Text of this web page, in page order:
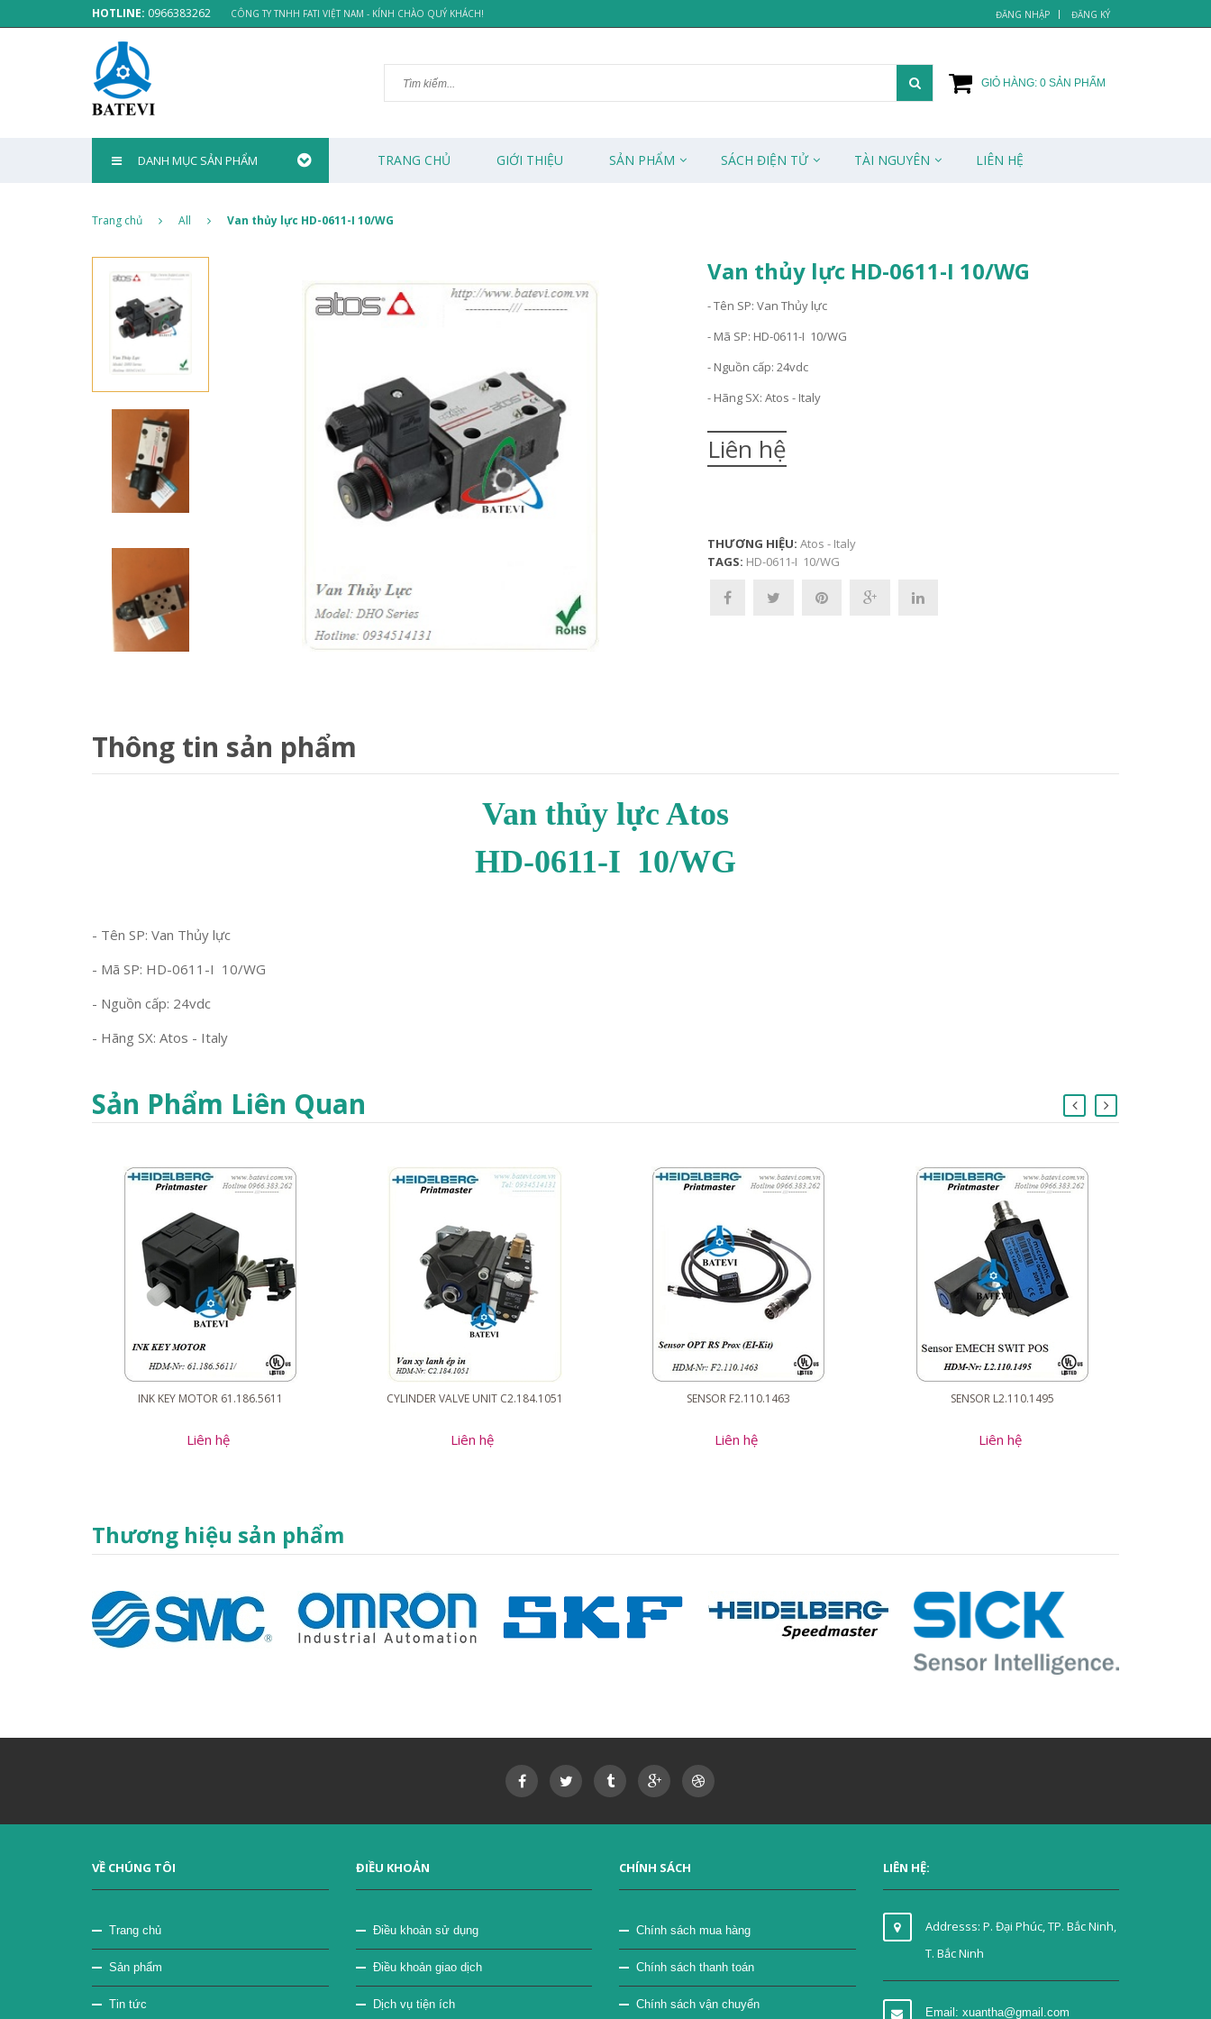
HOTLINE: 0966383262 CÔNG TY TNHH FATI VIỆT NAM - KÍNH CHÀO QUÝ KHÁCH! ĐĂNG NHẬP ĐĂNG KÝ
GIỎ HÀNG: 0 SẢN PHẨM
DANH MỤC SẢN PHẨM TRANG CHỦ GIỚI THIỆU SẢN PHẨM SÁCH ĐIỆN TỬ TÀI NGUYÊN LIÊN HỆ
Trang chủ All Van thủy lực HD-0611-I 10/WG
Van thủy lực HD-0611-I 10/WG
- Tên SP: Van Thủy lực
- Mã SP: HD-0611-I 10/WG
- Nguồn cấp: 24vdc
- Hãng SX: Atos - Italy
Liên hệ
THƯƠNG HIỆU: Atos - Italy
TAGS: HD-0611-I 10/WG
Thông tin sản phẩm
Van thủy lực Atos
HD-0611-I 10/WG
- Tên SP: Van Thủy lực
- Mã SP: HD-0611-I 10/WG
- Nguồn cấp: 24vdc
- Hãng SX: Atos - Italy
Sản Phẩm Liên Quan
INK KEY MOTOR 61.186.5611
Liên hệ
CYLINDER VALVE UNIT C2.184.1051
Liên hệ
SENSOR F2.110.1463
Liên hệ
SENSOR L2.110.1495
Liên hệ
Thương hiệu sản phẩm
VỀ CHÚNG TÔI
Trang chủ
Sản phẩm
Tin tức
ĐIỀU KHOẢN
Điều khoản sử dụng
Điều khoản giao dịch
Dịch vụ tiện ích
CHÍNH SÁCH
Chính sách mua hàng
Chính sách thanh toán
Chính sách vận chuyển
LIÊN HỆ:
Addresss: P. Đại Phúc, TP. Bắc Ninh,
T. Bắc Ninh
Email: xuantha@gmail.com